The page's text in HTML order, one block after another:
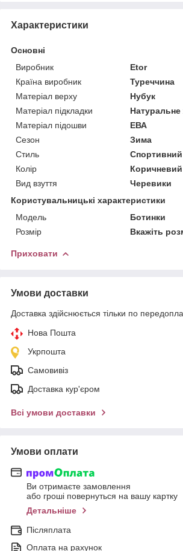
Характеристики
Основні
Виробник
Etor
Країна виробник
Туреччина
Матеріал верху
Нубук
Матеріал підкладки
Натуральне
Матеріал підошви
ЕВА
Сезон
Зима
Стиль
Спортивний
Колір
Коричневий
Вид взуття
Черевики
Користувальницькі характеристики
Мoдель
Ботинки
Розмір
Вкажіть
Приховати
Умови доставки
Доставка здійснюється тільки по
Нова Пошта
Укрпошта
Самовивіз
Доставка кур'єром
Всі умови доставки
Умови оплати
Ви отримаєте замовлення
або гроші повернуться на вашу картку
Детальніше
Післяплата
Оплата на рахунок